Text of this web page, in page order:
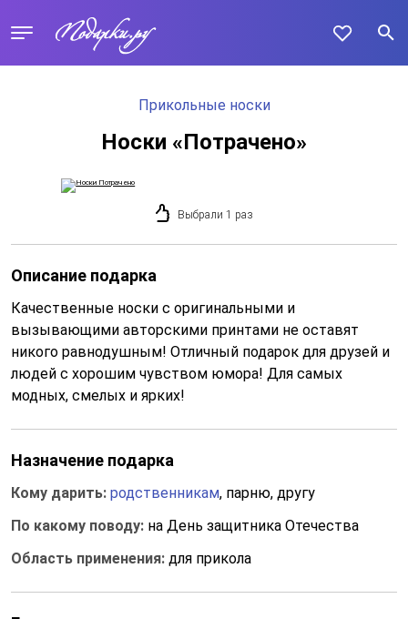
Прикольные носки
Носки «Потрачено»
Выбрали 1 раз
Описание подарка
Качественные носки с оригинальными и
вызывающими авторскими принтами не оставят
никого равнодушным! Отличный подарок для друзей и
людей с хорошим чувством юмора! Для самых
модных, смелых и ярких!
Назначение подарка
Кому дарить: родственникам, парню, другу
По какому поводу: на День защитника Отечества
Область применения: для прикола